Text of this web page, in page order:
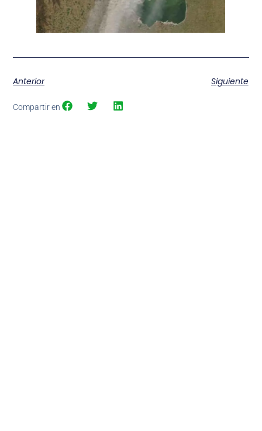
Anterior Siguiente
Compartir en